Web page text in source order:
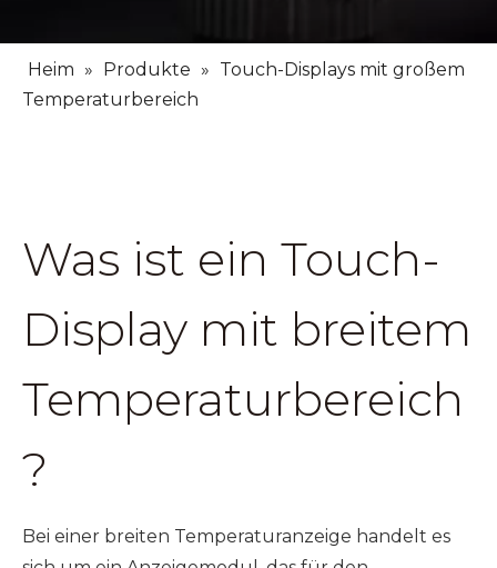
Heim » Produkte » Touch-Displays mit großem
Temperaturbereich
Was ist ein Touch-
Display mit breitem
Temperaturbereich
?
Bei einer breiten Temperaturanzeige handelt es